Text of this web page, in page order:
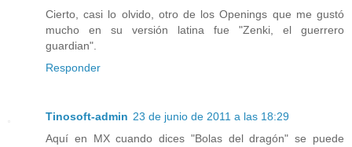
Cierto, casi lo olvido, otro de los Openings que me gustó
mucho en su versión latina fue "Zenki, el guerrero
guardian".
Responder
Tinosoft-admin 23 de junio de 2011 a las 18:29
Aquí en MX cuando dices "Bolas del dragón" se puede